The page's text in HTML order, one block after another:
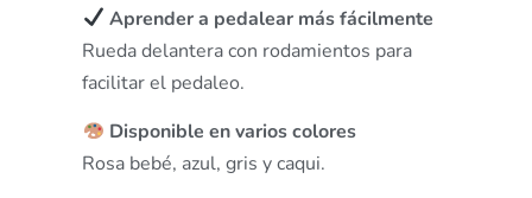
Aprender a pedalear más fácilmente
Rueda delantera con rodamientos para
facilitar el pedaleo.
Disponible en varios colores
Rosa bebé, azul, gris y caqui.